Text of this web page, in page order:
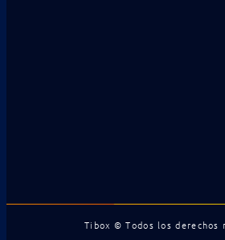
Tibox © Todos los derechos